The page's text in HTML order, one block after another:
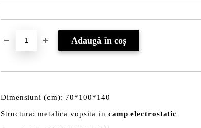
Dimensiuni (cm): 70*100*140
Structura: metalica vopsita in camp electrostatic